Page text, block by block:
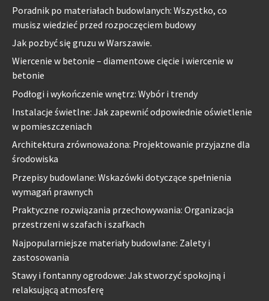
Poradnik po materiałach budowlanych: Wszystko, co
musisz wiedzieć przed rozpoczęciem budowy
Jak pozbyć się gruzu w Warszawie.
Wiercenie w betonie – diamentowe cięcie i wiercenie w
betonie
Podłogi i wykończenie wnętrz: Wybór i trendy
Instalacje świetlne: Jak zapewnić odpowiednie oświetlenie
w pomieszczeniach
Architektura zrównoważona: Projektowanie przyjazne dla
środowiska
Przepisy budowlane: Wskazówki dotyczące spełnienia
wymagań prawnych
Praktyczne rozwiązania przechowywania: Organizacja
przestrzeni w szafach i szafkach
Najpopularniejsze materiały budowlane: Zalety i
zastosowania
Stawy i fontanny ogrodowe: Jak stworzyć spokojną i
relaksującą atmosferę